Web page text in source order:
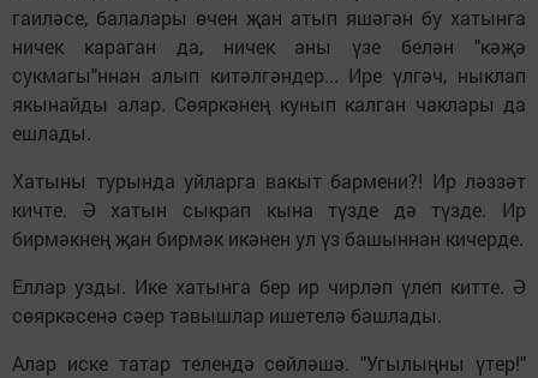
гаиләсе, балалары өчен җан атып яшәгән бу хатынга
ничек караган да, ничек аны үзе белән "кәҗә
сукмагы"ннан алып китәлгәндер... Ире үлгәч, ныклап
якынайды алар. Сөяркәнең кунып калган чаклары да
ешлады.
Хатыны турында уйларга вакыт бармени?! Ир ләззәт
кичте. Ә хатын сыкрап кына түзде дә түзде. Ир
бирмәкнең җан бирмәк икәнен ул үз башыннан кичерде.
Еллар узды. Ике хатынга бер ир чирләп үлеп китте. Ә
сөяркәсенә сәер тавышлар ишетелә башлады.
Алар иске татар телендә сөйләшә. "Угылыңны үтер!"